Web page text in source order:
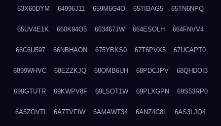
63X60DYM 64996J11 659M6G4O 65TIBAG5 65TN6NPQ
65UV4E1K 660K94O5 663467JW 664ESOLH 664FNVV4
66C6U597 66NBHAON 675YBKS0 67T6PVX5 67UCAPT0
6899WHVC 68EZZKJQ 68OMB6UH 68PDCJPV 68QHDOI3
699GTUTR 69KWPV8F 69LSOT1W 69PLXGPN 69S53RP0
6A5ZOVTI 6A7TVFIW 6AMAWT34 6ANZ4C8L 6AS3LJQ4